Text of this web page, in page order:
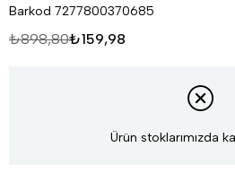
Barkod 7277800370685
₺898,80₺159,98
Ürün stoklarımızda